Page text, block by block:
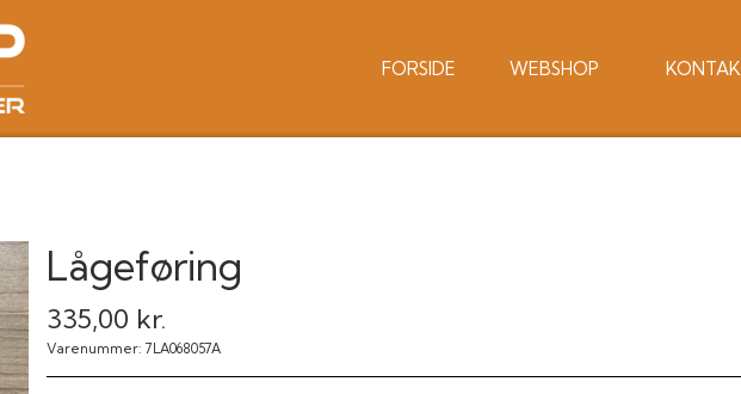
FORSIDE WEBSHOP
Lågeføring
335,00 kr.
Varenummer: 7LA068057A